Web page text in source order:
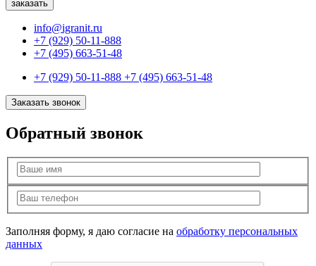
info@igranit.ru
+7 (929) 50-11-888
+7 (495) 663-51-48
+7 (929) 50-11-888 +7 (495) 663-51-48
Заказать звонок
Обратный звонок
Заполняя форму, я даю согласие на обработку персональных
данных